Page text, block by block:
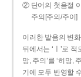
② 단어의 첫음절 이
주의[주의/주이]
이러한 발음의 변
뒤에서는 ‘ㅣ’로
망, 주의’를 ‘히망,
기에 모두 반영할